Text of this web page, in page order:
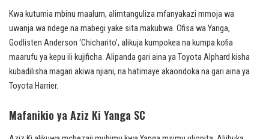
Kwa kutumia mbinu maalum, alimtanguliza mfanyakazi mmoja wa
uwanja wa ndege na mabegi yake sita makubwa. Ofisa wa Yanga,
Godlisten Anderson ‘Chicharito’, alikuja kumpokea na kumpa kofia
maarufu ya kepu ili kujificha. Alipanda gari aina ya Toyota Alphard kisha
kubadilisha magari akiwa njiani, na hatimaye akaondoka na gari aina ya
Toyota Harrier.
Mafanikio ya Aziz Ki Yanga SC